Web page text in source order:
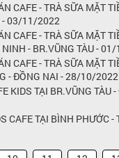
CAFE - TRÀ SỮA MẶT
- 03/11/2022
CAFE - TRÀ SỮA MẶT
NINH - BR.VŨNG TÀU -
CAFE - TRÀ SỮA MẶT
- ĐỒNG NAI - 28/10/2022
KIDS TẠI BR.VŨNG TÀU
CAFE TẠI BÌNH PHƯỚC -